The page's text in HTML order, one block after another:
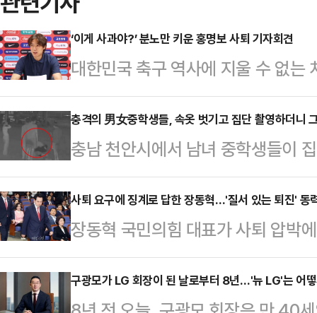
‘이게 사과야?’ 분노만 키운 홍명보 사퇴 기자회견
대한민국 축구 역사에 지울 수 없는
간까지 축구팬들 가슴에 대못을 박
체제의 2026 북중미월드컵에서
를 받아 들었지만, 그 어디에서도
코 과달라하라에서 진행된 사퇴의
극치로 얼룩졌다.기자회견의 막은
사과로 시작됐다. 하지만 이는 축구
형식적인 반성문에 …
충격의 男女중학생들, 속옷 벗기고 집단 촬영하더니
충남 천안시에서 남녀 중학생들이
이 피해 학생에게 보복 폭행을 한
장애가 있는 중학교 3학년 학생 A
를 받고 있는 중학생 7명 중 일부가
했다.공개된 영상에는 남녀 학생 7
리카락을 잡아끌고 다니고는 몸 위
사퇴 요구에 징계로 답한 장동혁…'질서 있는 퇴진' 동
장동혁 국민의힘 대표가 사퇴 압박
내에선 당대표 거취 문제에 대해 신
으로 흐르는 분위기지만, 장 대표
구광모가 LG 회장이 된 날로부터 8년…'뉴 LG'는 어